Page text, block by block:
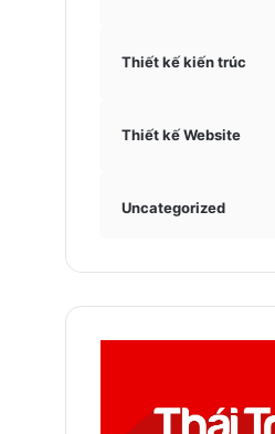
Thiết kế kiến trúc
Thiết kế Website
Uncategorized